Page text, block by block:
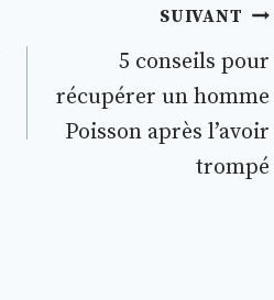
SUIVANT
5 conseils pour
récupérer un homme
Poisson après l’avoir
trompé